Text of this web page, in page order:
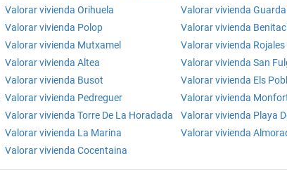
Valorar vivienda Orihuela Valorar vivienda
Valorar vivienda Polop
Valorar vivienda
Valorar vivienda Mutxamel Valorar vivienda Rojales
Valorar vivienda Altea Valorar vivienda San
Valorar vivienda Busot Valorar vivienda Els
Valorar vivienda Pedreguer Valorar vivienda
Valorar vivienda Torre De La Horadada Valorar vivienda Playa
Valorar vivienda La Marina Valorar vivienda
Valorar vivienda Cocentaina